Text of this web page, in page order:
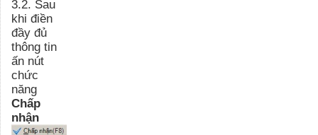
3.2. Sau
khi điền
đầy đủ
thông tin
ấn nút
chức
năng
Chấp
nhận